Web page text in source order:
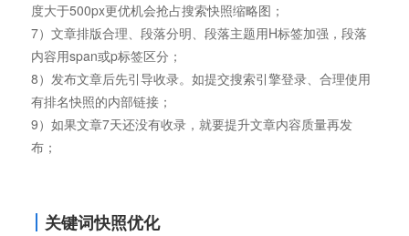
度大于500px更优机会抢占搜索快照缩略图；
7）文章排版合理、段落分明、段落主题用H标签加强，段落
内容用span或p标签区分；
8）发布文章后先引导收录。如提交搜索引擎登录、合理使用
有排名快照的内部链接；
9）如果文章7天还没有收录，就要提升文章内容质量再发
布；
关键词快照优化